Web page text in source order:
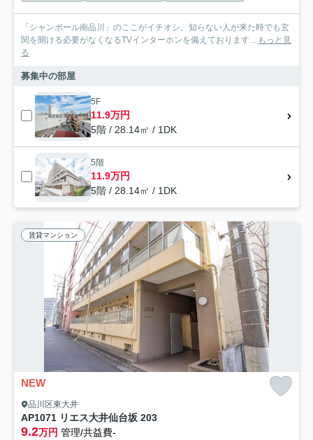
「シャンボール南品川」のここがイチオシ。知らない人が来た時でも玄
関を開ける必要がなくなるTVインターホンを備えております...
もっと見
る
募集中の部屋
5F
11.9万円
5階 / 28.14㎡ / 1DK
5階
11.9万円
5階 / 28.14㎡ / 1DK
賃貸マンション
NEW
品川区東大井
AP1071 リエス大井仙台坂 203
9.2万円 管理/共益費-